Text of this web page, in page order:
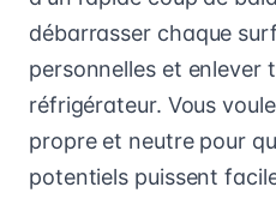
débarrasser chaque
personnelles et enlever
réfrigérateur. Vous
propre et neutre pour
potentiels puissent